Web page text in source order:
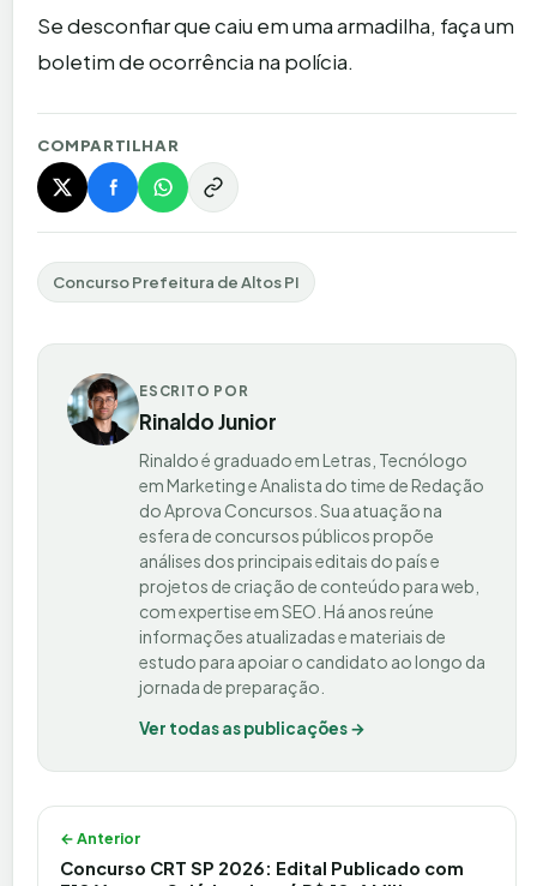
Se desconfiar que caiu em uma armadilha, faça um
boletim de ocorrência na polícia.
COMPARTILHAR
Concurso Prefeitura de Altos PI
ESCRITO POR
Rinaldo Junior
Rinaldo é graduado em Letras, Tecnólogo
em Marketing e Analista do time de Redação
do Aprova Concursos. Sua atuação na
esfera de concursos públicos propõe
análises dos principais editais do país e
projetos de criação de conteúdo para web,
com expertise em SEO. Há anos reúne
informações atualizadas e materiais de
estudo para apoiar o candidato ao longo da
jornada de preparação.
Ver todas as publicações →
Navegação de Post
← Anterior
Concurso CRT SP 2026: Edital Publicado com